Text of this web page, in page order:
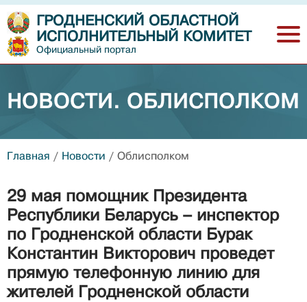
ГРОДНЕНСКИЙ ОБЛАСТНОЙ
ИСПОЛНИТЕЛЬНЫЙ КОМИТЕТ
Официальный портал
НОВОСТИ. ОБЛИСПОЛКОМ
Главная / Новости / Облисполком
29 мая помощник Президента
Республики Беларусь – инспектор
по Гродненской области Бурак
Константин Викторович проведет
прямую телефонную линию для
жителей Гродненской области